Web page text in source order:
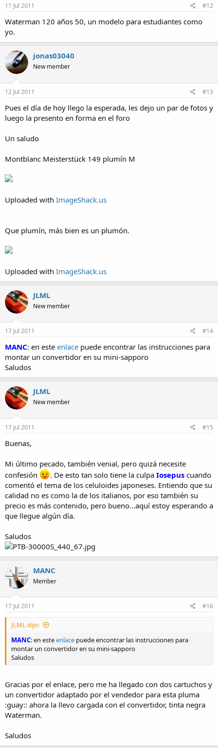
11 Jul 2011 #12
Waterman 120 años 50, un modelo para estudiantes como
yo.
jonas03040
New member
12 Jul 2011 #13
Pues el día de hoy llego la esperada, les dejo un par de fotos y
luego la presento en forma en el foro
Un saludo
Montblanc Meisterstück 149 plumín M
Uploaded with ImageShack.us
Que plumín, más bien es un plumón.
Uploaded with ImageShack.us
JLML
New member
17 Jul 2011 #14
MANC: en este enlace puede encontrar las instrucciones para
montar un convertidor en su mini-sapporo
Saludos
JLML
New member
17 Jul 2011 #15
Buenas,
Mi último pecado, también venial, pero quizá necesite
confesión
. De esto tan solo tiene la culpa Iosepus cuando
comentó el tema de los celuloides japoneses. Entiendo que su
calidad no es como la de los italianos, por eso también su
precio es más contenido, pero bueno...aquí estoy esperando a
que llegue algún día.
Saludos
MANC
Member
17 Jul 2011 #16
JLML dijo:
MANC: en esteenlace puede encontrar las instrucciones para
montar un convertidor en su mini-sapporo
Saludos
Gracias por el enlace, pero me ha llegado con dos cartuchos y
un convertidor adaptado por el vendedor para esta pluma
:guay:: ahora la llevo cargada con el convertidor, tinta negra
Waterman.
Saludos